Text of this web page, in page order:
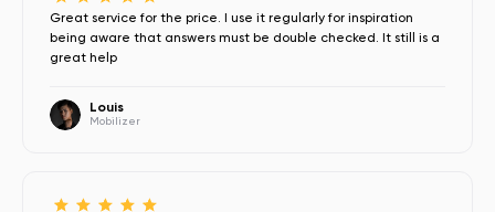
Great service for the price. I use it regularly for inspiration
being aware that answers must be double checked. It still is a
great help
Louis
Mobilizer